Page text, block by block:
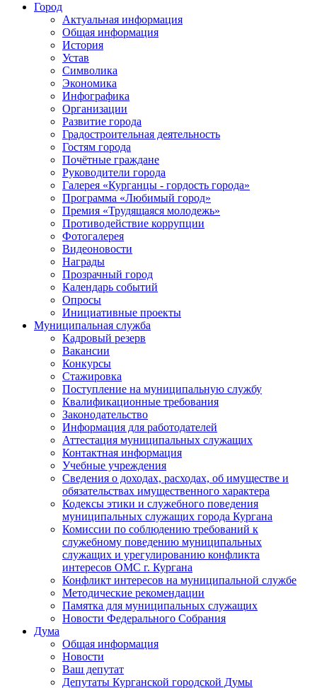
Город
Актуальная информация
Общая информация
История
Устав
Символика
Экономика
Инфографика
Организации
Развитие города
Градостроительная деятельность
Гостям города
Почётные граждане
Руководители города
Галерея «Курганцы - гордость города»
Программа «Любимый город»
Премия «Трудящаяся молодежь»
Противодействие коррупции
Фотогалерея
Видеоновости
Награды
Прозрачный город
Календарь событий
Опросы
Инициативные проекты
Муниципальная служба
Кадровый резерв
Вакансии
Конкурсы
Стажировка
Поступление на муниципальную службу
Квалификационные требования
Законодательство
Информация для работодателей
Аттестация муниципальных служащих
Контактная информация
Учебные учреждения
Сведения о доходах, расходах, об имуществе и
обязательствах имущественного характера
Кодексы этики и служебного поведения
муниципальных служащих города Кургана
Комиссии по соблюдению требований к
служебному поведению муниципальных
служащих и урегулированию конфликта
интересов ОМС г. Кургана
Конфликт интересов на муниципальной службе
Методические рекомендации
Памятка для муниципальных служащих
Новости Федерального Cобрания
Дума
Общая информация
Новости
Ваш депутат
Депутаты Курганской городской Думы